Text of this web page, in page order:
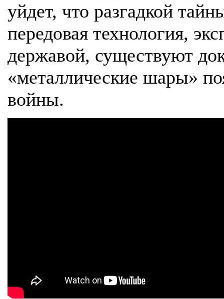
уйдет, что разгадкой
передовая технология,
державой, существуют
«металлические шары»
войны.